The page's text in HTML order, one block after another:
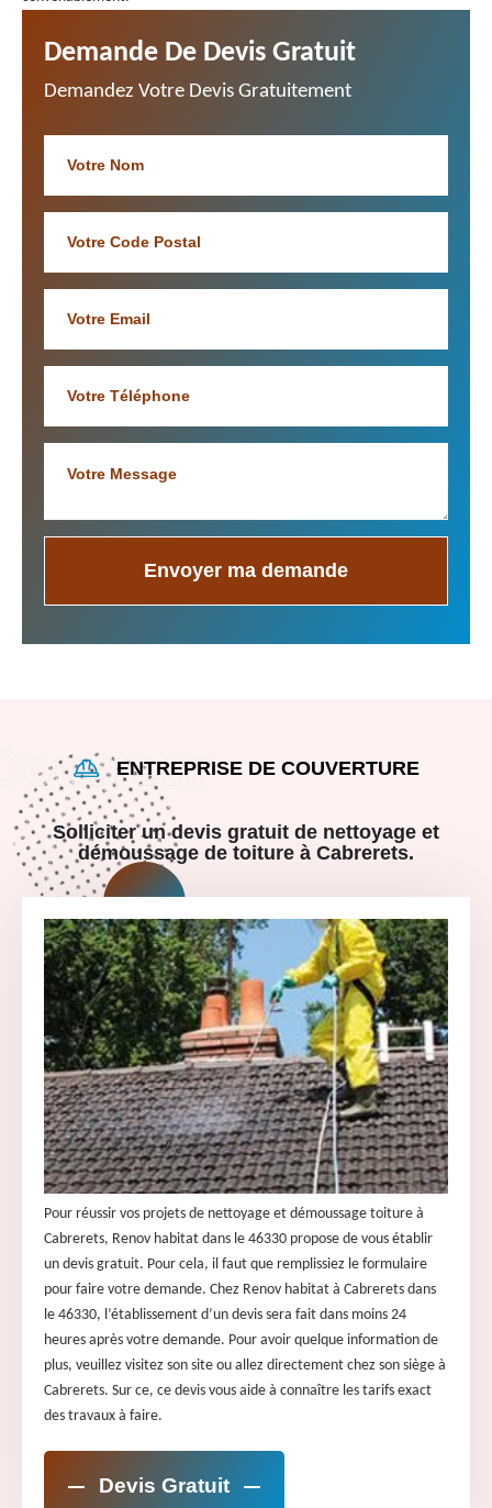
Demande De Devis Gratuit
Demandez Votre Devis Gratuitement
ENTREPRISE DE COUVERTURE
Solliciter un devis gratuit de nettoyage et
démoussage de toiture à Cabrerets.
Pour réussir vos projets de nettoyage et démoussage toiture à
Cabrerets, Renov habitat dans le 46330 propose de vous établir
un devis gratuit. Pour cela, il faut que remplissiez le formulaire
pour faire votre demande. Chez Renov habitat à Cabrerets dans
le 46330, l’établissement d’un devis sera fait dans moins 24
heures après votre demande. Pour avoir quelque information de
plus, veuillez visitez son site ou allez directement chez son siège à
Cabrerets. Sur ce, ce devis vous aide à connaître les tarifs exact
des travaux à faire.
Devis Gratuit